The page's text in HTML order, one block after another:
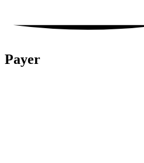
Payer